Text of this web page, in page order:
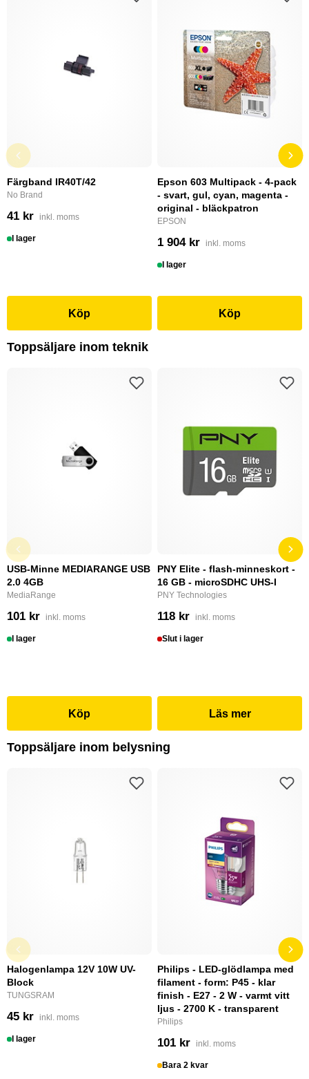
Färgband IR40T/42
No Brand
41 kr inkl. moms
I lager
Köp
Epson 603 Multipack - 4-pack
- svart, gul, cyan, magenta -
original - bläckpatron
EPSON
1 904 kr inkl. moms
I lager
Köp
Toppsäljare inom teknik
USB-Minne MEDIARANGE USB
2.0 4GB
MediaRange
101 kr inkl. moms
I lager
Köp
PNY Elite - flash-minneskort -
16 GB - microSDHC UHS-I
PNY Technologies
118 kr inkl. moms
Slut i lager
Läs mer
Toppsäljare inom belysning
Halogenlampa 12V 10W UV-
Block
TUNGSRAM
45 kr inkl. moms
I lager
Philips - LED-glödlampa med
filament - form: P45 - klar
finish - E27 - 2 W - varmt vitt
ljus - 2700 K - transparent
Philips
101 kr inkl. moms
Bara 2 kvar